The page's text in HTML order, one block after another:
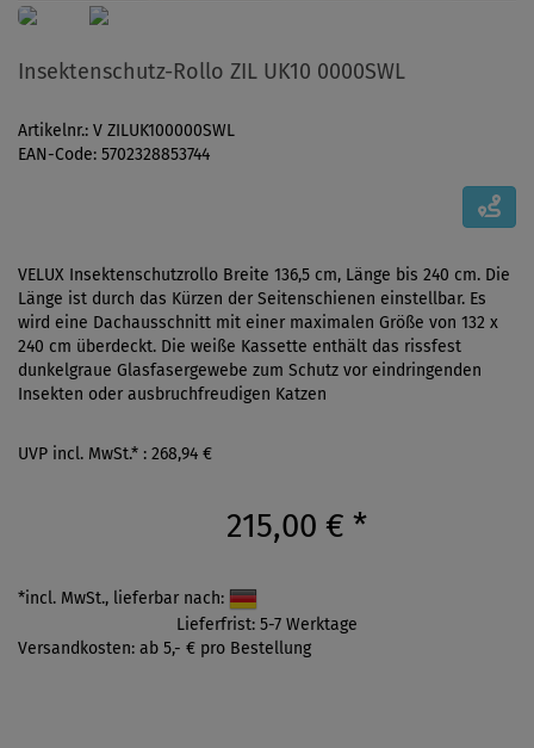
Insektenschutz-Rollo ZIL UK10 0000SWL
Artikelnr.: V ZILUK100000SWL
EAN-Code: 5702328853744
VELUX Insektenschutzrollo Breite 136,5 cm, Länge bis 240 cm. Die
Länge ist durch das Kürzen der Seitenschienen einstellbar. Es
wird eine Dachausschnitt mit einer maximalen Größe von 132 x
240 cm überdeckt. Die weiße Kassette enthält das rissfest
dunkelgraue Glasfasergewebe zum Schutz vor eindringenden
Insekten oder ausbruchfreudigen Katzen
UVP incl. MwSt.* : 268,94 €
215,00 € *
*incl. MwSt., lieferbar nach:
Lieferfrist: 5-7 Werktage
Versandkosten: ab 5,- € pro Bestellung